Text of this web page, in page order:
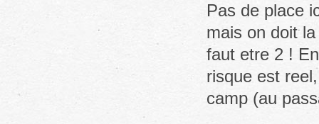
Pas de place
mais on doit
faut etre 2 !
risque est
camp (au